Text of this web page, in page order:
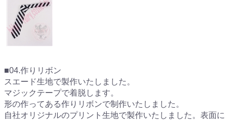
■04.作りリボン
スエード生地で製作いたしました。
マジックテープで着脱します。
形の作ってある作りリボンで制作いたしました。
自社オリジナルのプリント生地で製作いたしました。表面に